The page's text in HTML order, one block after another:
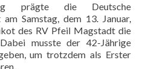
prägte die Deutsche
Samstag, dem 13. Januar,
des RV Pfeil Magstadt die
musste der 42-Jährige
um trotzdem als Erster